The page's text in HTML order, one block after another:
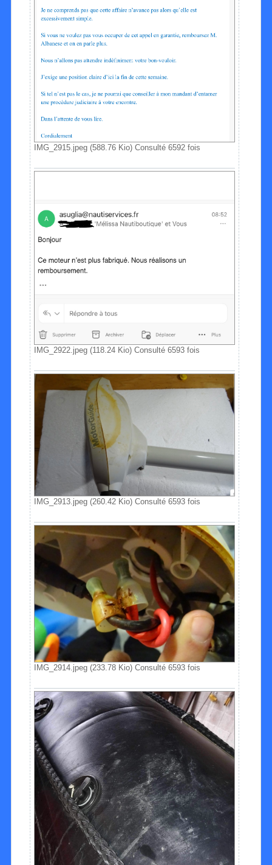
IMG_2915.jpeg (588.76 Kio) Consulté 6592 fois
IMG_2922.jpeg (118.24 Kio) Consulté 6593 fois
IMG_2913.jpeg (260.42 Kio) Consulté 6593 fois
IMG_2914.jpeg (233.78 Kio) Consulté 6593 fois